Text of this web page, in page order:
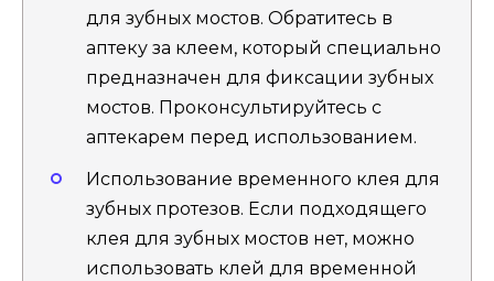
для зубных мостов. Обратитесь в
аптеку за клеем, который специально
предназначен для фиксации зубных
мостов. Проконсультируйтесь с
аптекарем перед использованием.
Использование временного клея для
зубных протезов. Если подходящего
клея для зубных мостов нет, можно
использовать клей для временной